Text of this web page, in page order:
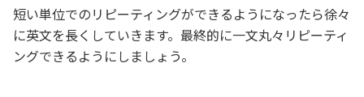
短い単位でのリピーティングができるようになったら徐々
に英文を長くしていきます。最終的に一文丸々リピーティ
ングできるようにしましょう。